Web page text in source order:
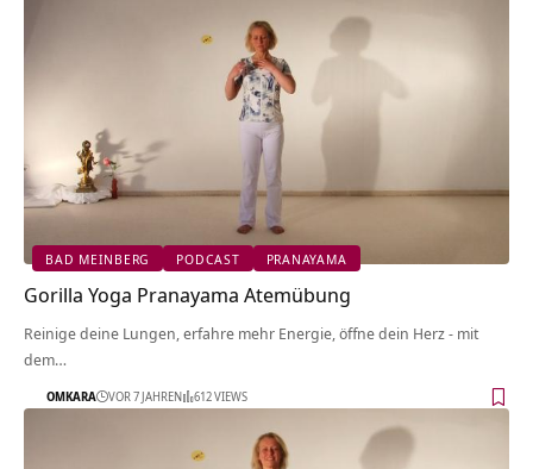
BAD MEINBERG PODCAST PRANAYAMA
Gorilla Yoga Pranayama Atemübung
Reinige deine Lungen, erfahre mehr Energie, öffne dein Herz - mit
dem…
OMKARA VOR 7 JAHREN 612 VIEWS